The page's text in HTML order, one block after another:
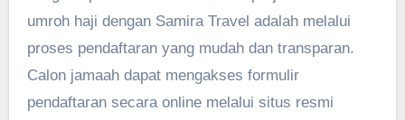
umroh haji dengan Samira Travel adalah melalui
proses pendaftaran yang mudah dan transparan.
Calon jamaah dapat mengakses formulir
pendaftaran secara online melalui situs resmi